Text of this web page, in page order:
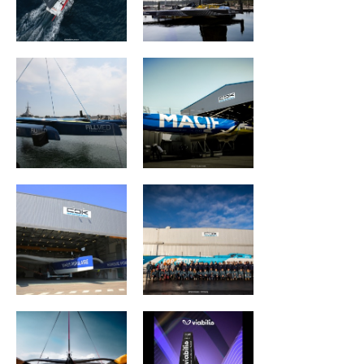
SVR LAZARTIGUE
MACIF Santé
Prévoyance
Maxi Banque
Populaire XI
VULNERABLE
RUYANT
REALITES Planet
Warriors
Viabilis Océans